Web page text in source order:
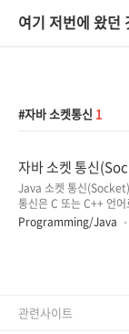
여기 저번에 왔던
자바 소켓통신 1
자바 소켓 통신
원리 및 코드
Java 소켓 통신
통신은 C 또는 C++ 언
용됩니다. 이유는 Java
요. C에서는 구조체를
통신인 Http 통신 Http
Programming/Java
관련사이트